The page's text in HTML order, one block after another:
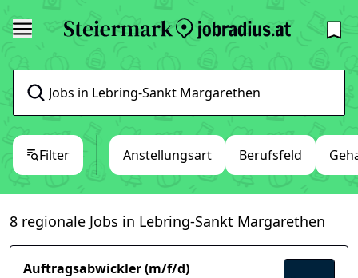
Filter Anstellungsart Berufsfeld
8 regionale Jobs in Lebring-Sankt Margarethen
Auftragsabwickler (m/f/d)